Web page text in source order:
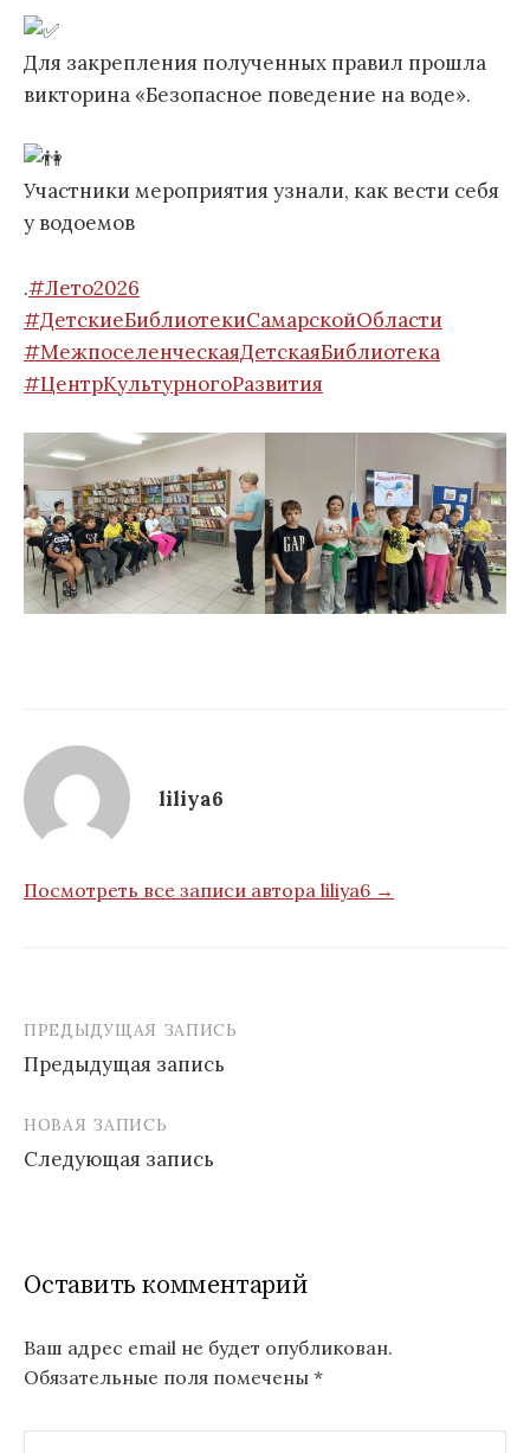
Для закрепления полученных правил прошла
викторина «Безопасное поведение на воде».
Участники мероприятия узнали, как вести себя
у водоемов
.#Лето2026
#ДетскиеБиблиотекиСамарскойОбласти
#МежпоселенческаяДетскаяБиблиотека
#ЦентрКультурногоРазвития
liliya6
Посмотреть все записи автора liliya6 →
Навигация
по
записям
ПРЕДЫДУЩАЯ ЗАПИСЬ
Предыдущая запись
НОВАЯ ЗАПИСЬ
Следующая запись
Оставить комментарий
Ваш адрес email не будет опубликован.
Обязательные поля помечены *